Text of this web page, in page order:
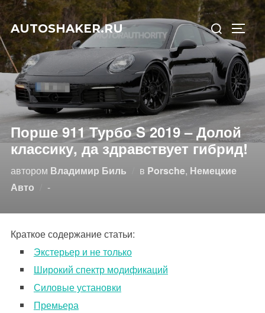
Перейти
к
содержимому
AUTOSHAKER.RU
Искать:
Порше 911 Турбо S 2019 – Долой
классику, да здравствует гибрид!
автором Владимир Биль в Porsche, Немецкие
Авто
-Опубликовано
Краткое содержание статьи:
Экстерьер и не только
Широкий спектр модификаций
Силовые установки
Премьера